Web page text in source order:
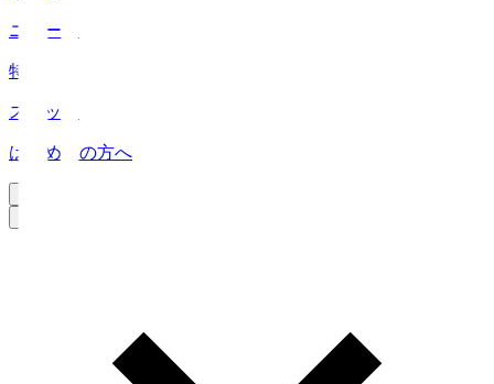
ニュース
特集
スタッツ
はじめての方へ